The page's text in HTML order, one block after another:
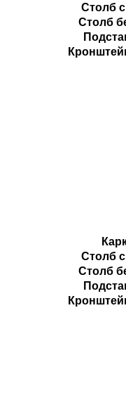
Столб с
Столб
Столб с
Столб